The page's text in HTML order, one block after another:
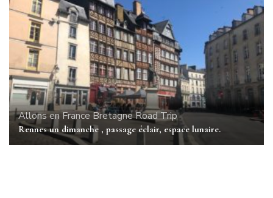
Allons en France BretagneRoad Trip
Rennes un dimanche , passage éclair, espace lunaire.